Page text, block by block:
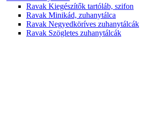
Ravak Kiegészítők tartóláb, szifon
Ravak Minikád, zuhanytálca
Ravak Negyedköríves zuhanytálcák
Ravak Szögletes zuhanytálcák